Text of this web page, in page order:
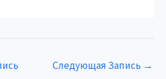
Следующая Запись →